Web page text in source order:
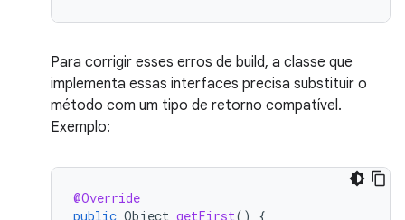
Para corrigir esses erros de build, a classe que
implementa essas interfaces precisa substituir o
método com um tipo de retorno compatível.
Exemplo:
@Override
public Object getFirst()
{